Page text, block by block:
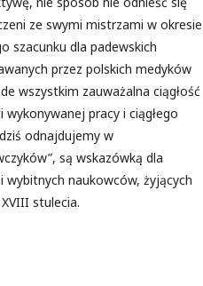
ze swymi mistrzami w okresie
szacunku dla padewskich
przez polskich medyków
wszystkim zauważalna ciągłość
pracy i ciągłego
odnajdujemy w
są wskazówką dla
naukowców, żyjących
stulecia.